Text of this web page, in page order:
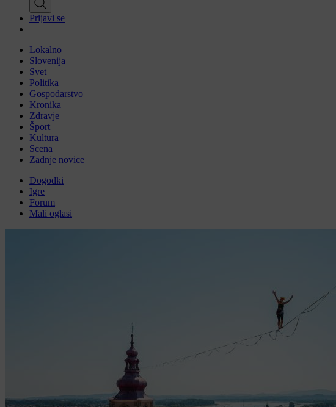
Prijavi se
Lokalno
Slovenija
Svet
Politika
Gospodarstvo
Kronika
Zdravje
Šport
Kultura
Scena
Zadnje novice
Dogodki
Igre
Forum
Mali oglasi